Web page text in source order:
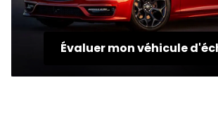
Évaluer mon véhicule